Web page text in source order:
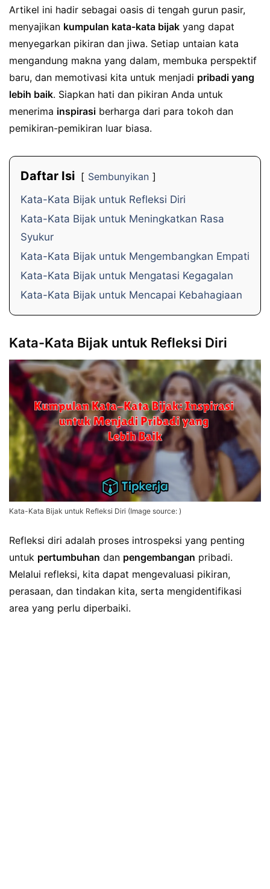
Artikel ini hadir sebagai oasis di tengah gurun pasir,
menyajikan kumpulan kata-kata bijak yang dapat
menyegarkan pikiran dan jiwa. Setiap untaian kata
mengandung makna yang dalam, membuka perspektif
baru, dan memotivasi kita untuk menjadi pribadi yang
lebih baik. Siapkan hati dan pikiran Anda untuk
menerima inspirasi berharga dari para tokoh dan
pemikiran-pemikiran luar biasa.
Daftar Isi
Sembunyikan
Kata-Kata Bijak untuk Refleksi Diri
Kata-Kata Bijak untuk Meningkatkan Rasa
Syukur
Kata-Kata Bijak untuk Mengembangkan Empati
Kata-Kata Bijak untuk Mengatasi Kegagalan
Kata-Kata Bijak untuk Mencapai Kebahagiaan
Kata-Kata Bijak untuk Refleksi Diri
Kata-Kata Bijak untuk Refleksi Diri (Image source: )
Refleksi diri adalah proses introspeksi yang penting
untuk pertumbuhan dan pengembangan pribadi.
Melalui refleksi, kita dapat mengevaluasi pikiran,
perasaan, dan tindakan kita, serta mengidentifikasi
area yang perlu diperbaiki.